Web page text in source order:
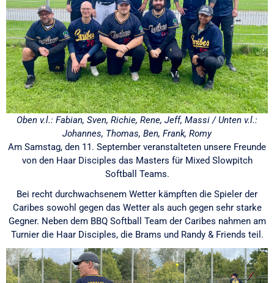
Oben v.l.: Fabian, Sven, Richie, Rene, Jeff, Massi / Unten v.l.:
Johannes, Thomas, Ben, Frank, Romy
Am Samstag, den 11. September veranstalteten unsere Freunde
von den Haar Disciples das Masters für Mixed Slowpitch
Softball Teams.
Bei recht durchwachsenem Wetter kämpften die Spieler der
Caribes sowohl gegen das Wetter als auch gegen sehr starke
Gegner. Neben dem BBQ Softball Team der Caribes nahmen am
Turnier die Haar Disciples, die Brams und Randy & Friends teil.